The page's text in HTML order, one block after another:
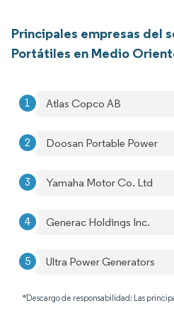
Principales empresas del
Portátiles en Medio
Atlas Copco AB
Doosan Portable Power
Yamaha Motor Co. Ltd
Generac Holdings Inc.
Ultra Power Generators
*Descargo de responsabilidad: Las